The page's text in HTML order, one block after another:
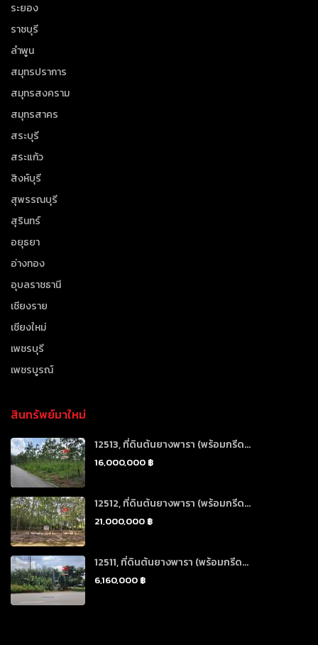
ระยอง
ราชบุรี
ลำพูน
สมุทรปราการ
สมุทรสงคราม
สมุทรสาคร
สระบุรี
สระแก้ว
สิงห์บุรี
สุพรรณบุรี
สุรินทร์
อยุธยา
อ่างทอง
อุบลราชธานี
เชียงราย
เชียงใหม่
เพชรบุรี
เพชรบูรณ์
สินทรัพย์มาใหม่
12513, ที่ดินต้นยางพารา (พร้อมกรีด...
16,000,000 ฿
12512, ที่ดินต้นยางพารา (พร้อมกรีด...
21,000,000 ฿
12511, ที่ดินต้นยางพารา (พร้อมกรีด...
6,160,000 ฿